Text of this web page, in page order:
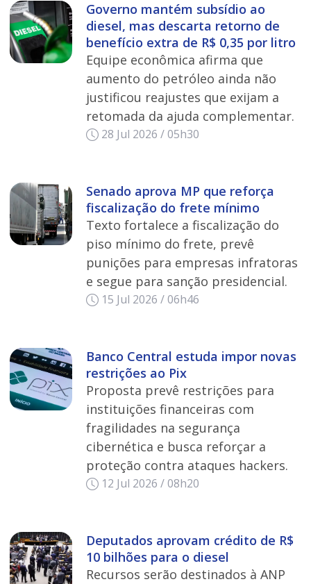
Governo mantém subsídio ao
diesel, mas descarta retorno de
benefício extra de R$ 0,35 por litro
Equipe econômica afirma que
aumento do petróleo ainda não
justificou reajustes que exijam a
retomada da ajuda complementar.
28 Jul 2026 / 05h30
Senado aprova MP que reforça
fiscalização do frete mínimo
Texto fortalece a fiscalização do
piso mínimo do frete, prevê
punições para empresas infratoras
e segue para sanção presidencial.
15 Jul 2026 / 06h46
Banco Central estuda impor novas
restrições ao Pix
Proposta prevê restrições para
instituições financeiras com
fragilidades na segurança
cibernética e busca reforçar a
proteção contra ataques hackers.
12 Jul 2026 / 08h20
Deputados aprovam crédito de R$
10 bilhões para o diesel
Recursos serão destinados à ANP